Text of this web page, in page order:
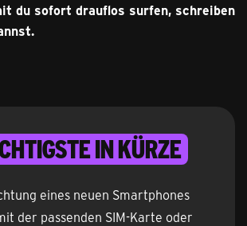
du sofort drauflos surfen, schreiben
in Kürze
eines neuen Smartphones
der passenden SIM-Karte oder